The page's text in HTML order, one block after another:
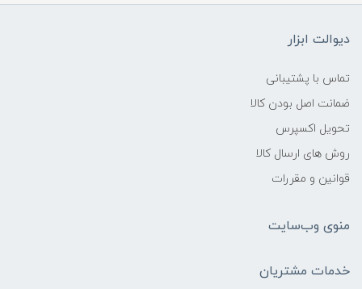
دیوالت ابزار
تماس با پشتیبانی
ضمانت اصل بودن کالا
تحویل اکسپرس
روش های ارسال کالا
قوانین و مقررات
منوی وب‌سایت
خدمات مشتریان